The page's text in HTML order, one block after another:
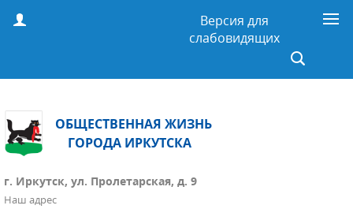
Версия для
слабовидящих
ОБЩЕСТВЕННАЯ ЖИЗНЬ
ГОРОДА ИРКУТСКА
г. Иркутск, ул. Пролетарская, д. 9
Наш адрес